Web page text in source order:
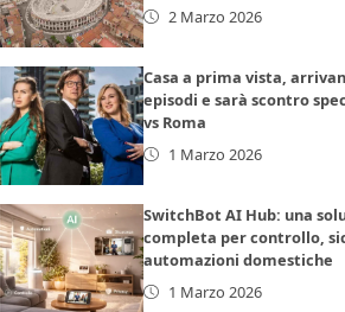
2 Marzo 2026
Casa a prima vista,
episodi e sarà scontro
vs Roma
1 Marzo 2026
SwitchBot AI Hub: una
completa per controllo,
automazioni domestiche
1 Marzo 2026